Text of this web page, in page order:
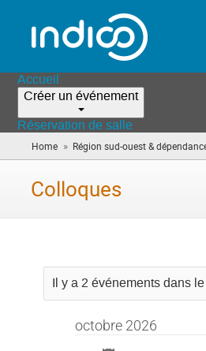
Accueil
Créer un événement
Réservation de salle
Home » Région sud-ouest &
Colloques
Il y a 2 événements dans le
octobre 2026